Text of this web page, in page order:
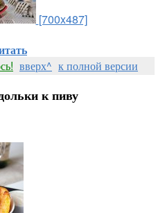
[700x487]
вверх^ к полной версии
к пиву